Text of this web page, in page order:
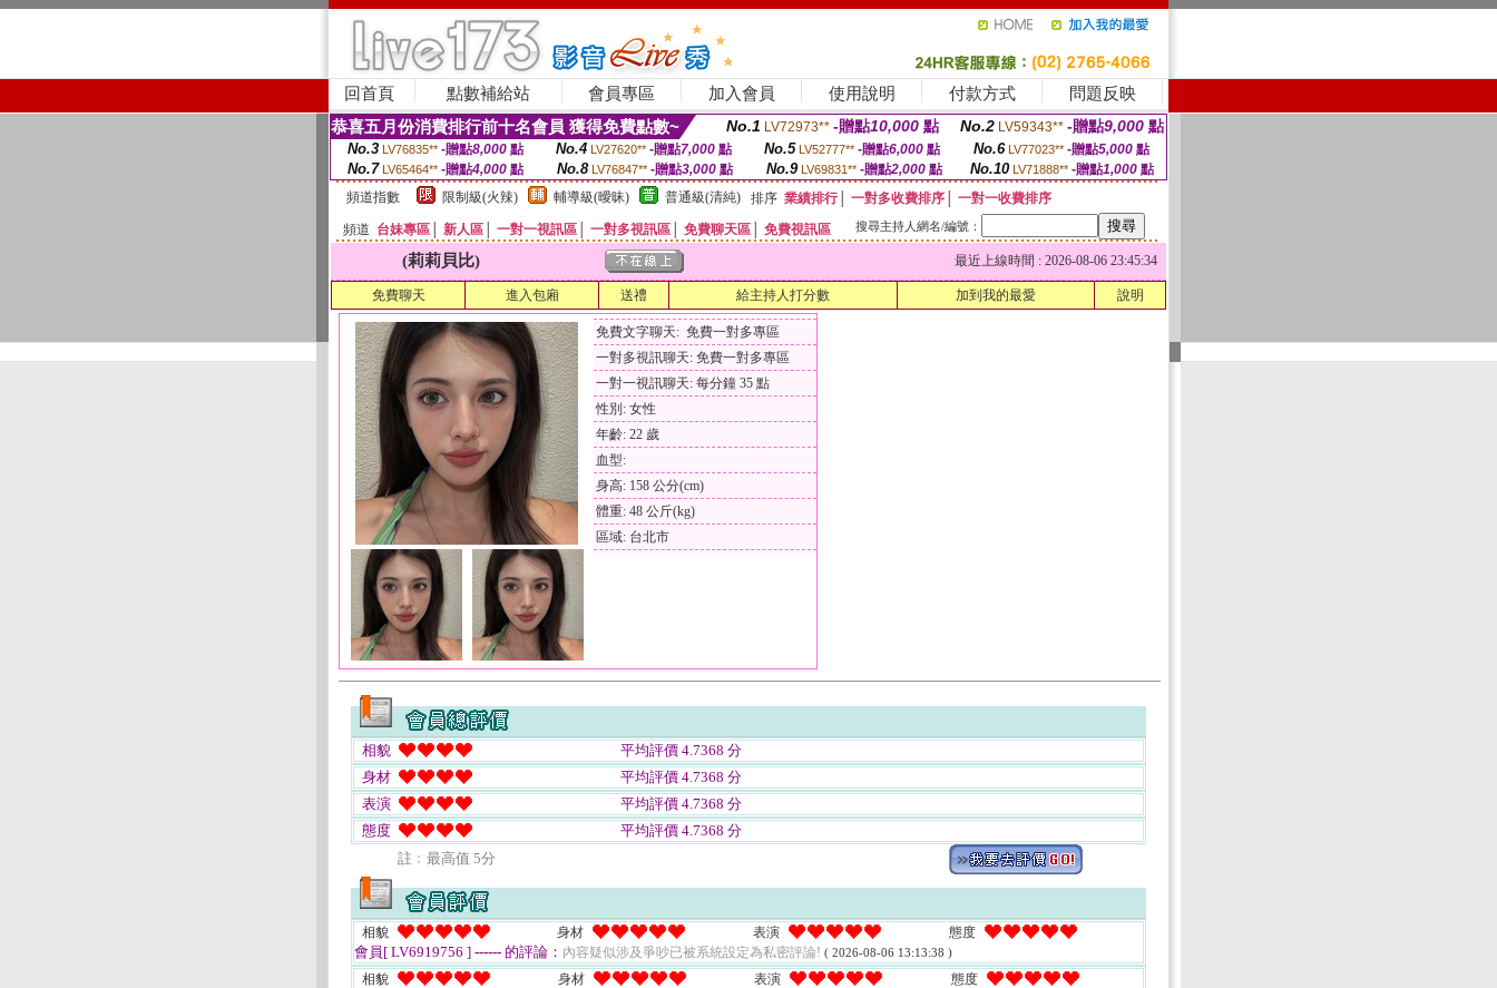
回首頁 點數補給站 會員專區 加入會員 使用說明 付款方式 問題反映
恭喜五月份消費排行前十名會員 獲得免費點數~ No.1 LV72973** -贈點10,000 點 No.2 LV59343** -贈點9,000 點
No.3 LV76835** -贈點8,000點 No.4 LV27620** -贈點7,000點 No.5 LV52777** -贈點6,000點 No.6 LV77023** -贈點5,000點
No.7 LV65464** -贈點4,000 點 No.8 LV76847** -贈點3,000 點 No.9 LV69831** -贈點2,000點 No.10 LV71888** -贈點1,000 點
頻道指數
限制級(火辣) 輔導級(曖昧) 普通級(清純) 排序 業績排行│ 一對多收費排序
一對一收費排序
頻道 台妹專區 新人區 一對一視訊區 一對多視訊區 免費聊天區 免費視訊區 搜尋主持人網名/編號：
(莉莉貝比) 最近上線時間 : 2026-08-06 23:45:34
免費聊天 進入包廂 送禮 給主持人打分數 加到我的最愛 說明
免費文字聊天: 免費一對多專區
一對多視訊聊天: 免費一對多專區
一對一視訊聊天: 每分鐘 35 點
性別: 女性
年齡: 22 歲
血型:
身高: 158 公分(cm)
體重: 48 公斤(kg)
區域: 台北市
相貌
平均評價 4.7368 分
身材
平均評價 4.7368 分
表演
平均評價 4.7368 分
態度
平均評價 4.7368 分
註﹕最高值 5分
相貌 身材 表演 態度
會員[ LV6919756 ] ------ 的評論： 內容疑似涉及爭吵已被系統設定為私密評論! ( 2026-08-06 13:13:38 )
相貌 身材 表演 態度